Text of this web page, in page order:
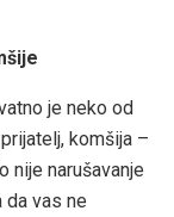
je neko od
komšija –
nije narušavanje
da vas ne